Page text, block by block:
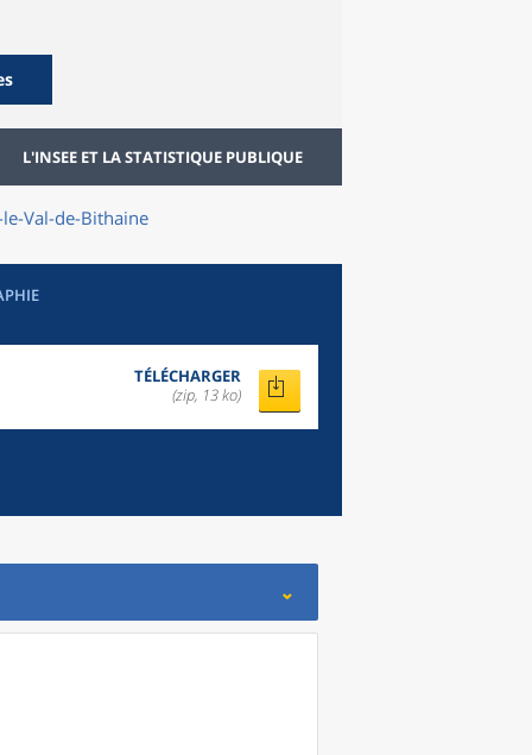
L'INSEE ET LA STATISTIQUE PUBLIQUE
Val-de-Bithaine
TÉLÉCHARGER
(zip, 13 ko)